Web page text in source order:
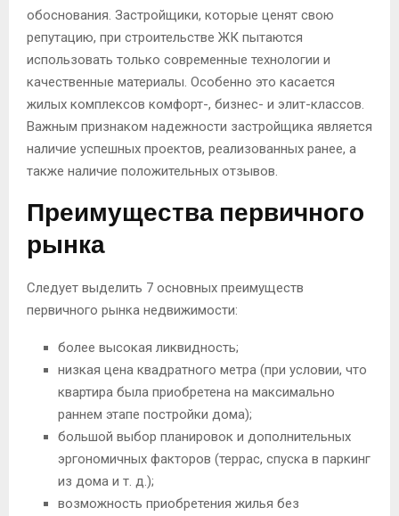
обоснования. Застройщики, которые ценят свою
репутацию, при строительстве ЖК пытаются
использовать только современные технологии и
качественные материалы. Особенно это касается
жилых комплексов комфорт-, бизнес- и элит-классов.
Важным признаком надежности застройщика является
наличие успешных проектов, реализованных ранее, а
также наличие положительных отзывов.
Преимущества первичного
рынка
Следует выделить 7 основных преимуществ
первичного рынка недвижимости:
более высокая ликвидность;
низкая цена квадратного метра (при условии, что
квартира была приобретена на максимально
раннем этапе постройки дома);
большой выбор планировок и дополнительных
эргономичных факторов (террас, спуска в паркинг
из дома и т. д.);
возможность приобретения жилья без